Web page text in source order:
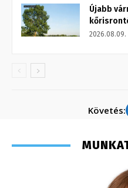
Újabb
2026.08.09.
Követés: